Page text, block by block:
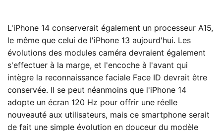
L'iPhone 14 conserverait également un processeur A15,
le même que celui de l'iPhone 13 aujourd'hui. Les
évolutions des modules caméra devraient également
s'effectuer à la marge, et l'encoche à l'avant qui
intègre la reconnaissance faciale Face ID devrait être
conservée. Il se peut néanmoins que l'iPhone 14
adopte un écran 120 Hz pour offrir une réelle
nouveauté aux utilisateurs, mais ce smartphone serait
de fait une simple évolution en douceur du modèle